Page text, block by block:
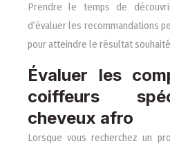
Prendre le temps de
d’évaluer les recommandations
pour atteindre le résultat
Évaluer les
coiffeurs
cheveux afro
Lorsque vous recherchez un